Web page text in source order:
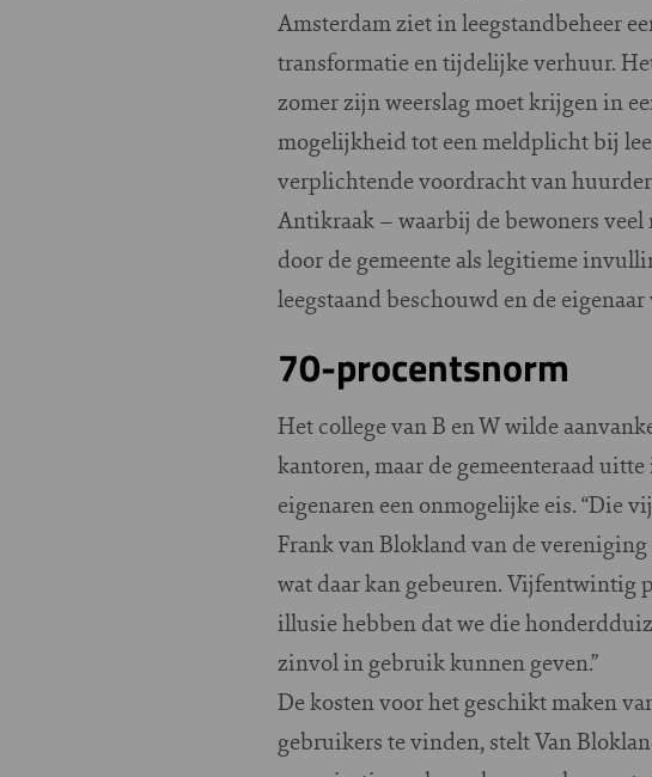
Amsterdam ziet in leegstandbeheer
transformatie en tijdelijke verhuur.
zomer zijn weerslag moet krijgen in
mogelijkheid tot een meldplicht bij
verplichtende voordracht van
Antikraak – waarbij de bewoners
door de gemeente als legitieme
leegstaand beschouwd en de
70-procentsnorm
Het college van B en W wilde
kantoren, maar de gemeenteraad
eigenaren een onmogelijke eis. “Die
Frank van Blokland van de
wat daar kan gebeuren. Vijfentwintig
illusie hebben dat we die
zinvol in gebruik kunnen geven.”
De kosten voor het geschikt maken
gebruikers te vinden, stelt Van